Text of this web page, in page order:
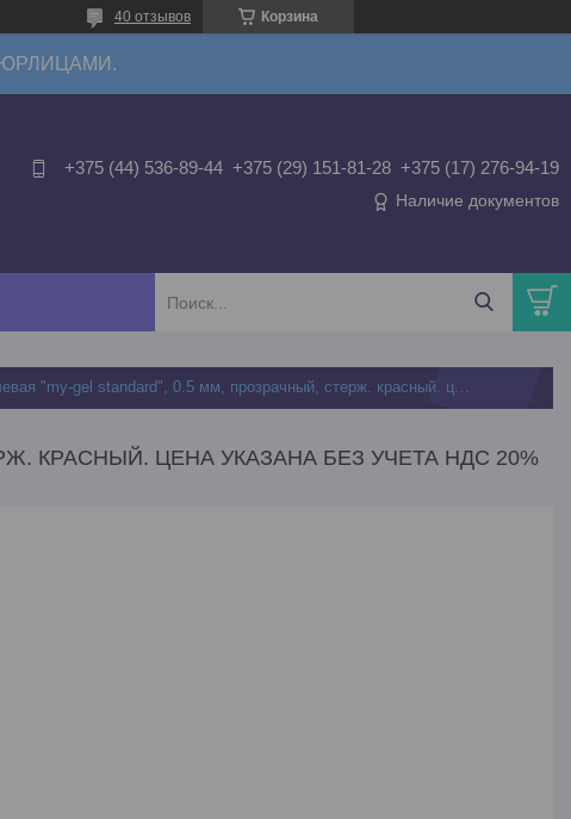
Корзина
40 отзывов
ЮРЛИЦАМИ.
+375 (44) 536-89-44 +375 (29) 151-81-28 +375 (17) 276-94-19
Наличие документов
Ручка гелевая "my-gel standard", 0.5 мм, прозрачный, стерж. красный. цена указана без учета ндс 20%
КРАСНЫЙ. ЦЕНА УКАЗАНА БЕЗ УЧЕТА НДС 20%